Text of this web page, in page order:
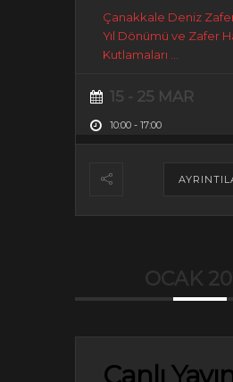
Çanakkale Deniz
Yıl Dönümü ve Zafer
Kutlamaları
15 - 25 MAR
10:00 - 17:00
OCAK
Canlı Yayın